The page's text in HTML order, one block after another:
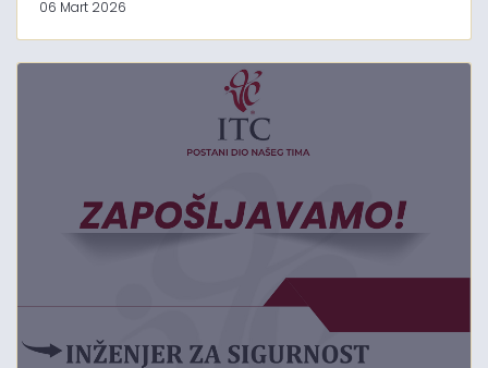
06 Mart 2026